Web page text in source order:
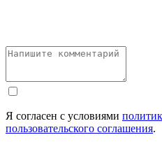
Я согласен с условиями
пользовательского соглашения.